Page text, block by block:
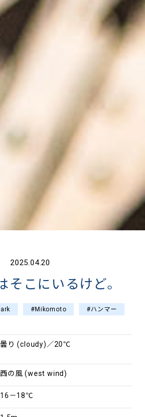
2025.04.20
そこにいるけど。
#Mikomoto #ハンマー
曇り (cloudy)／20℃
西の風 (west wind)
16－18℃